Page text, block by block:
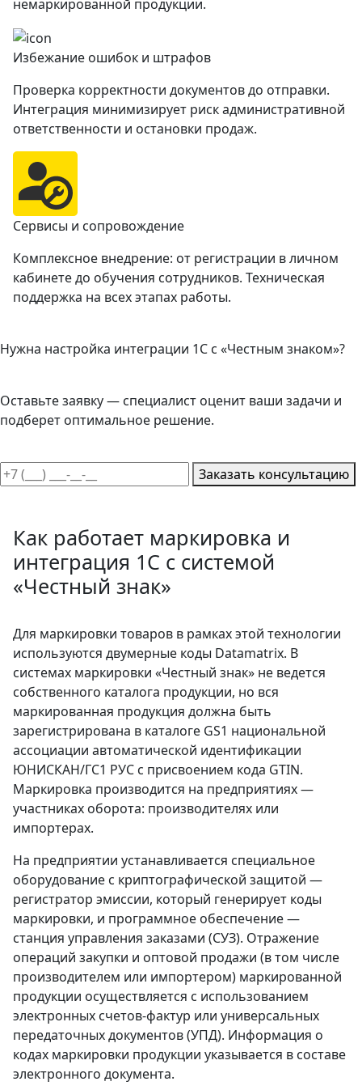
немаркированной продукции.
Избежание ошибок и штрафов
Проверка корректности документов до отправки.
Интеграция минимизирует риск административной
ответственности и остановки продаж.
Сервисы и сопровождение
Комплексное внедрение: от регистрации в личном
кабинете до обучения сотрудников. Техническая
поддержка на всех этапах работы.
Нужна настройка интеграции 1С с «Честным знаком»?
Оставьте заявку — специалист оценит ваши задачи и
подберет оптимальное решение.
Заказать консультацию
Как работает маркировка и
интеграция 1С с системой
«Честный знак»
Для маркировки товаров в рамках этой технологии
используются двумерные коды Datamatrix. В
системах маркировки «Честный знак» не ведется
собственного каталога продукции, но вся
маркированная продукция должна быть
зарегистрирована в каталоге GS1 национальной
ассоциации автоматической идентификации
ЮНИСКАН/ГС1 РУС с присвоением кода GTIN.
Маркировка производится на предприятиях —
участниках оборота: производителях или
импортерах.
На предприятии устанавливается специальное
оборудование с криптографической защитой —
регистратор эмиссии, который генерирует коды
маркировки, и программное обеспечение —
станция управления заказами (СУЗ). Отражение
операций закупки и оптовой продажи (в том числе
производителем или импортером) маркированной
продукции осуществляется с использованием
электронных счетов-фактур или универсальных
передаточных документов (УПД). Информация о
кодах маркировки продукции указывается в составе
электронного документа.